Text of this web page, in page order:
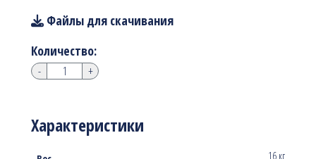
Характеристики
16 кг
Файлы для скачивания
Количество:
- +